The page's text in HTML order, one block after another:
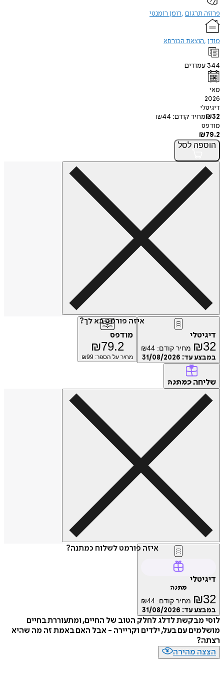
תרגום רומן רומנטי
הוצאת הכורסא
קודם:
₪44
לסל
איזה פורמט בא לך?
₪ מחיר קודם: ₪44
עד:31/08/2026
מודפס
₪79.2
מחיר על הספר: ₪99
כמתנה
איזה פורמט לשלוח כמתנה?
₪ מחיר קודם: ₪44
עד:31/08/2026
מבקשת לדלג לחלק הטוב של החיים, ומתעוררת בחיים
עם בעל, ילדים וקריירה - אבל האם באמת זה מה שהיא
מהירה